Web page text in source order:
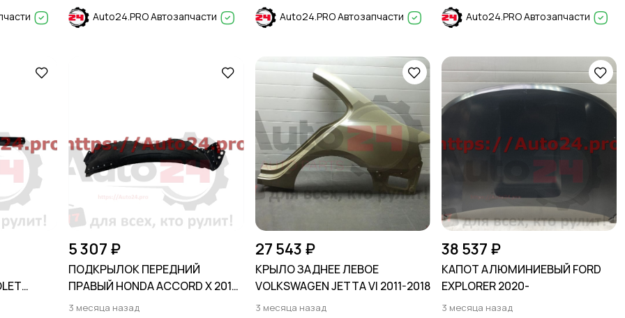
Auto24.PRO Автозапчасти Auto24.PRO Автозапчасти Auto24.PRO Автозапчасти
5 307 ₽
ПОДКРЫЛОК ПЕРЕДНИЙ
ПРАВЫЙ HONDA ACCORD X 2017-
2020
3 месяца назад
27 543 ₽
КРЫЛО ЗАДНЕЕ ЛЕВОЕ
VOLKSWAGEN JETTA VI 2011-2018
3 месяца назад
38 537 ₽
КАПОТ АЛЮМИНИЕВЫЙ FORD
EXPLORER 2020-
3 месяца назад